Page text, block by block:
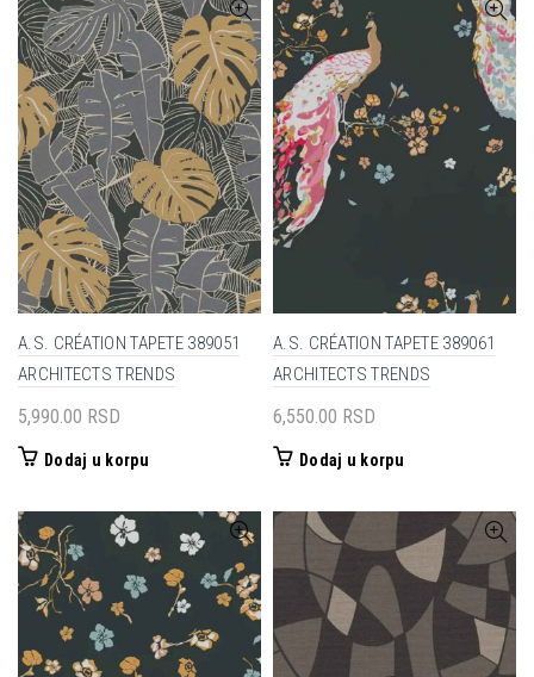
A.S. CRÉATION TAPETE 389051
ARCHITECTS TRENDS
5,990.00 RSD
Dodaj u korpu
A.S. CRÉATION TAPETE 389061
ARCHITECTS TRENDS
6,550.00 RSD
Dodaj u korpu